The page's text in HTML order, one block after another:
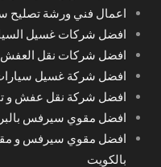
اعمال فني ورشة تصليح
افضل شركات غسيل
افضل شركات نقل
افضل شركة غسيل
افضل شركة نقل عفش و
افضل مقوي سيرفس بالبر
افضل مقوي سيرفس و
بالكويت